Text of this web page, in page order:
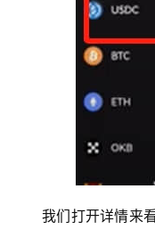
我们打开详情来